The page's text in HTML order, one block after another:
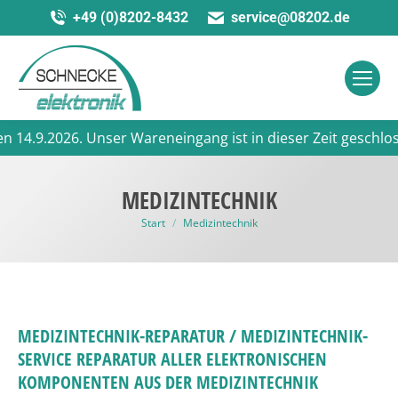
+49 (0)8202-8432 service@08202.de
Unser Wareneingang ist in dieser Zeit geschlossen.
MEDIZINTECHNIK
Sie befinden sich hier:
Start Medizintechnik
MEDIZINTECHNIK-REPARATUR / MEDIZINTECHNIK-
SERVICE REPARATUR ALLER ELEKTRONISCHEN
KOMPONENTEN AUS DER MEDIZINTECHNIK